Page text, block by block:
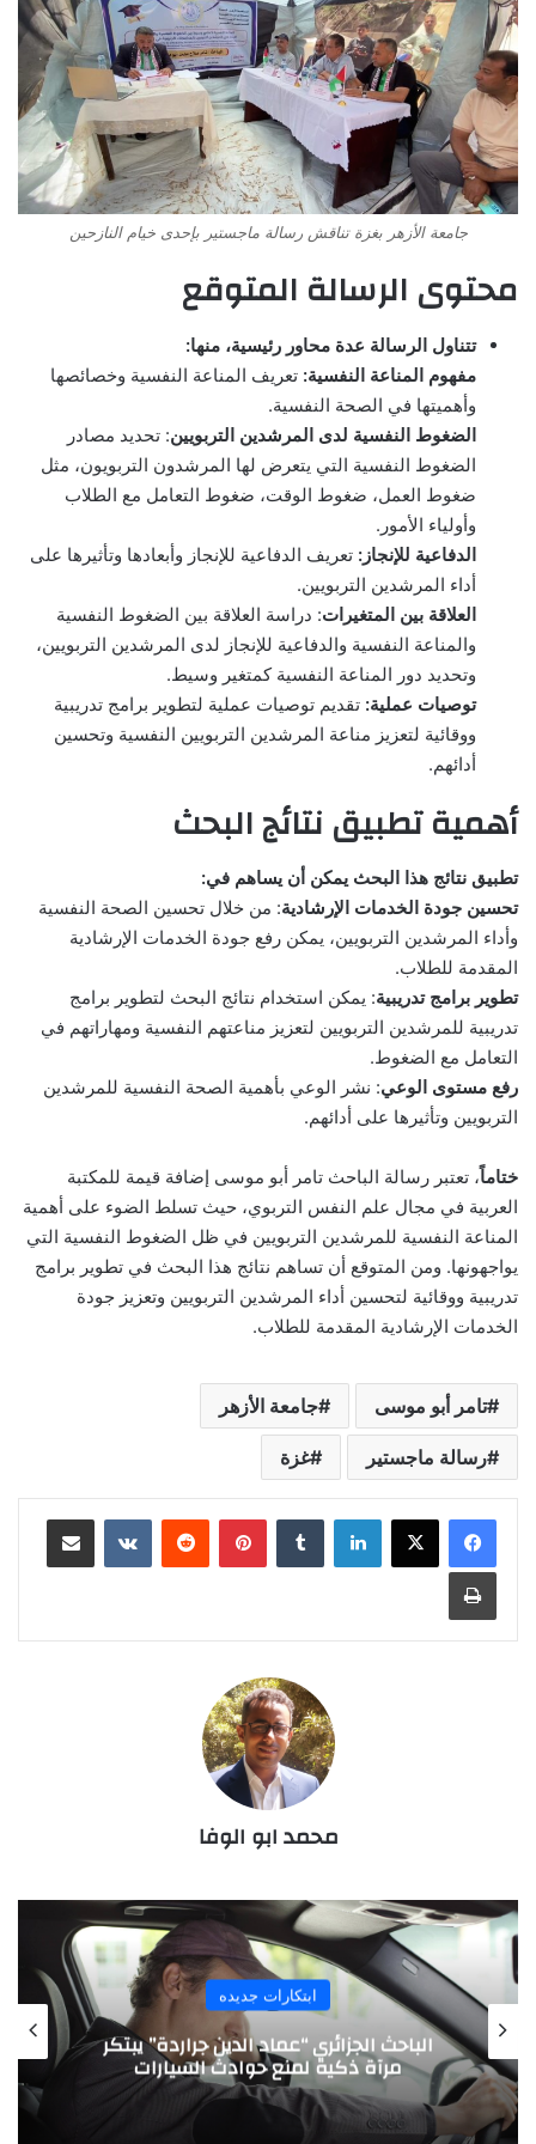
جامعة الأزهر بغزة تناقش رسالة ماجستير بإحدى خيام النازحين
محتوى الرسالة المتوقع
تتناول الرسالة عدة محاور رئيسية، منها:
مفهوم المناعة النفسية: تعريف المناعة النفسية وخصائصها
وأهميتها في الصحة النفسية.
الضغوط النفسية لدى المرشدين التربويين: تحديد مصادر
الضغوط النفسية التي يتعرض لها المرشدون التربويون، مثل
ضغوط العمل، ضغوط الوقت، ضغوط التعامل مع الطلاب
وأولياء الأمور.
الدفاعية للإنجاز: تعريف الدفاعية للإنجاز وأبعادها وتأثيرها على
أداء المرشدين التربويين.
العلاقة بين المتغيرات: دراسة العلاقة بين الضغوط النفسية
والمناعة النفسية والدفاعية للإنجاز لدى المرشدين التربويين،
وتحديد دور المناعة النفسية كمتغير وسيط.
توصيات عملية: تقديم توصيات عملية لتطوير برامج تدريبية
ووقائية لتعزيز مناعة المرشدين التربويين النفسية وتحسين
أدائهم.
أهمية تطبيق نتائج البحث
تطبيق نتائج هذا البحث يمكن أن يساهم في:
تحسين جودة الخدمات الإرشادية: من خلال تحسين الصحة النفسية
وأداء المرشدين التربويين، يمكن رفع جودة الخدمات الإرشادية
المقدمة للطلاب.
تطوير برامج تدريبية: يمكن استخدام نتائج البحث لتطوير برامج
تدريبية للمرشدين التربويين لتعزيز مناعتهم النفسية ومهاراتهم في
التعامل مع الضغوط.
رفع مستوى الوعي: نشر الوعي بأهمية الصحة النفسية للمرشدين
التربويين وتأثيرها على أدائهم.
ختاماً، تعتبر رسالة الباحث تامر أبو موسى إضافة قيمة للمكتبة
العربية في مجال علم النفس التربوي، حيث تسلط الضوء على أهمية
المناعة النفسية للمرشدين التربويين في ظل الضغوط النفسية التي
يواجهونها. ومن المتوقع أن تساهم نتائج هذا البحث في تطوير برامج
تدريبية ووقائية لتحسين أداء المرشدين التربويين وتعزيز جودة
الخدمات الإرشادية المقدمة للطلاب.
تامر أبو موسى جامعة الأزهر
رسالة ماجستير غزة
لينكدإن بينتيريست
محمد ابو الوفا
ابحاث علمية
القرآن الكريم ودوران الأرض من الغرب إلى
الشرق